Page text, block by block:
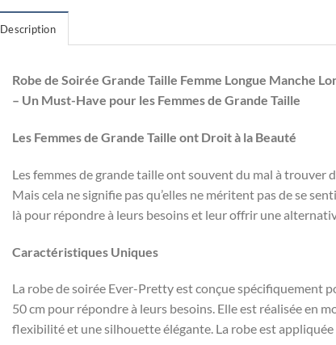
Description
Robe de Soirée Grande Taille Femme Longue Manche
– Un Must-Have pour les Femmes de Grande Taille
Les Femmes de Grande Taille ont Droit à la Beauté
Les femmes de grande taille ont souvent du mal à
Mais cela ne signifie pas qu’elles ne méritent pas de se
là pour répondre à leurs besoins et leur offrir une
Caractéristiques Uniques
La robe de soirée Ever-Pretty est conçue spécifiquement
50 cm pour répondre à leurs besoins. Elle est réalisée en
flexibilité et une silhouette élégante. La robe est